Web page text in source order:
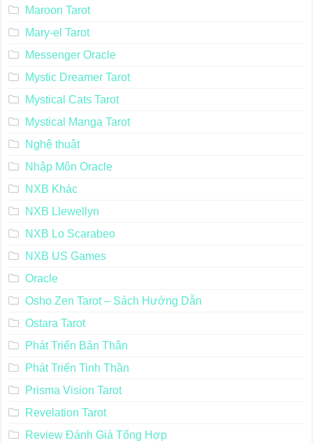
Maroon Tarot
Mary-el Tarot
Messenger Oracle
Mystic Dreamer Tarot
Mystical Cats Tarot
Mystical Manga Tarot
Nghệ thuật
Nhập Môn Oracle
NXB Khác
NXB Llewellyn
NXB Lo Scarabeo
NXB US Games
Oracle
Osho Zen Tarot – Sách Hướng Dẫn
Ostara Tarot
Phát Triển Bản Thân
Phát Triển Tinh Thần
Prisma Vision Tarot
Revelation Tarot
Review Đánh Giá Tổng Hợp